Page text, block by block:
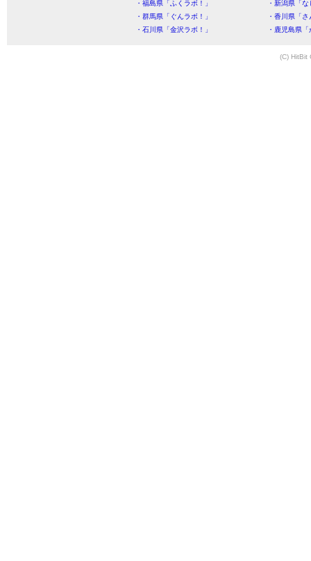
・福島県「ふくラボ！」
・新潟県「
・群馬県「ぐんラボ！」
・香川県「
・石川県「金沢ラボ！」
・鹿児島県
(C) HitBit